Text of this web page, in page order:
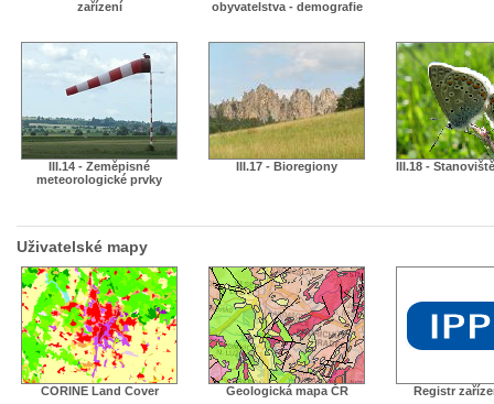
zařízení
obyvatelstva - demografie
III.14 - Zeměpisné
meteorologické prvky
III.17 - Bioregiony III.18 -
Uživatelské mapy
CORINE Land Cover Geologická mapa ČR Registr